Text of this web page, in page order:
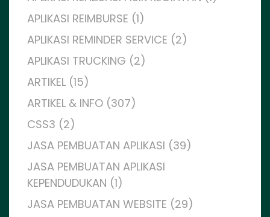
APLIKASI REIMBURSE (1)
APLIKASI REMINDER SERVICE (2)
APLIKASI TRUCKING (2)
ARTIKEL (15)
ARTIKEL & INFO (307)
CSS3 (2)
JASA PEMBUATAN APLIKASI (39)
JASA PEMBUATAN APLIKASI
KEPENDUDUKAN (1)
JASA PEMBUATAN WEBSITE (29)